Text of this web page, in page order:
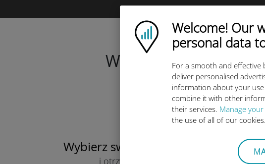
Ubigi logo
Welcome! Our
personal data
For a smooth and effective
deliver personalised
information about your
combine it with other
their services. Manage
the use of all of our
Wybierz swój plan
Wybierz swój plan danych
i otrzymaj kod QR